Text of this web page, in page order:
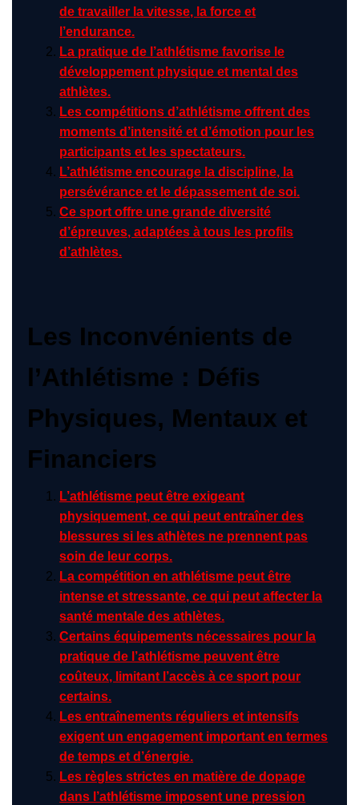
de travailler la vitesse, la force et
l’endurance.
La pratique de l’athlétisme favorise le
développement physique et mental des
athlètes.
Les compétitions d’athlétisme offrent des
moments d’intensité et d’émotion pour les
participants et les spectateurs.
L’athlétisme encourage la discipline, la
persévérance et le dépassement de soi.
Ce sport offre une grande diversité
d’épreuves, adaptées à tous les profils
d’athlètes.
Les Inconvénients de
l’Athlétisme : Défis
Physiques, Mentaux et
Financiers
L’athlétisme peut être exigeant
physiquement, ce qui peut entraîner des
blessures si les athlètes ne prennent pas
soin de leur corps.
La compétition en athlétisme peut être
intense et stressante, ce qui peut affecter la
santé mentale des athlètes.
Certains équipements nécessaires pour la
pratique de l’athlétisme peuvent être
coûteux, limitant l’accès à ce sport pour
certains.
Les entraînements réguliers et intensifs
exigent un engagement important en termes
de temps et d’énergie.
Les règles strictes en matière de dopage
dans l’athlétisme imposent une pression